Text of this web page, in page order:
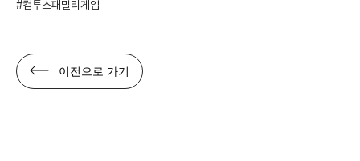
컴투스패밀리게임
이전으로 가기